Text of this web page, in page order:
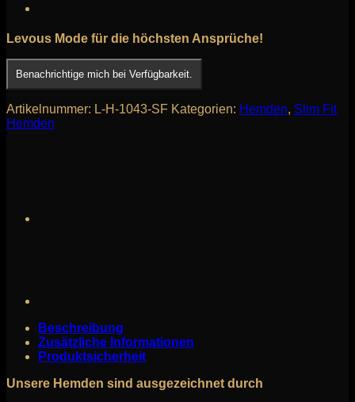
Levous Mode für die höchsten Ansprüche!
Benachrichtige mich bei Verfügbarkeit.
Artikelnummer: L-H-1043-SF Kategorien: Hemden, Slim Fit
Hemden
Beschreibung
Zusätzliche Informationen
Produktsicherheit
Unsere Hemden sind ausgezeichnet durch